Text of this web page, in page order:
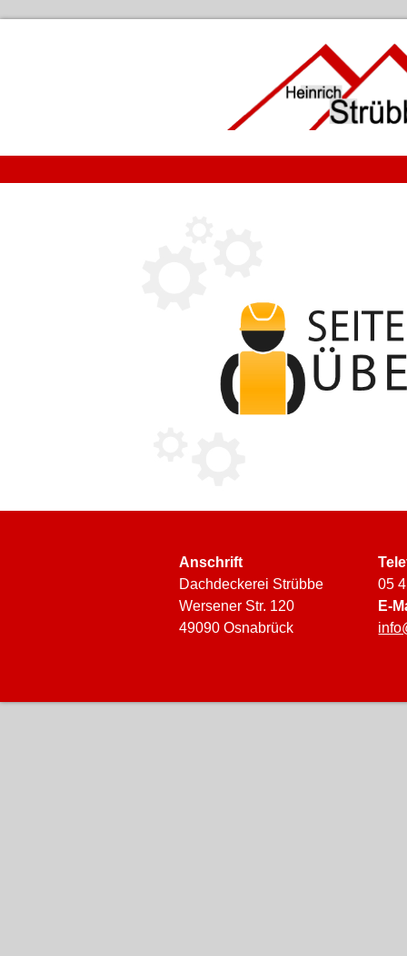
Anschrift
Dachdeckerei Strübbe
Wersener Str. 120
49090 Osnabrück
05
E-